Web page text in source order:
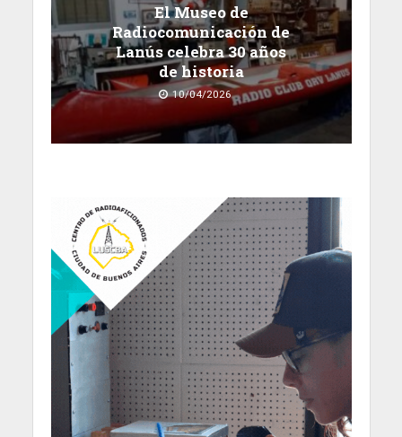
El Museo de
Radiocomunicación de
Lanús celebra 30 años
de historia
10/04/2026